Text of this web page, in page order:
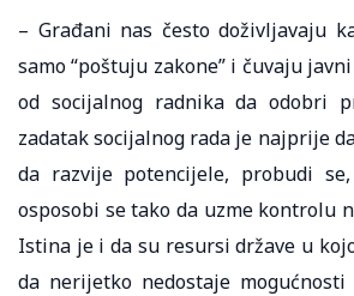
– Građani nas često doživljavaju
samo “poštuju zakone” i čuvaju
od socijalnog radnika da odobri
zadatak socijalnog rada je najprije
da razvije potencijele, probudi
osposobi se tako da uzme kontrolu
Istina je i da su resursi države u
da nerijetko nedostaje mogućnosti